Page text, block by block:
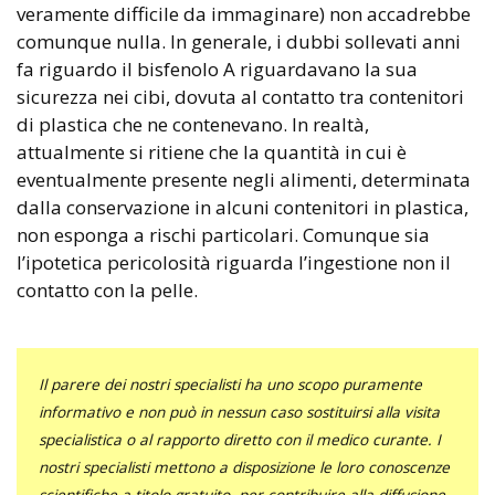
veramente difficile da immaginare) non accadrebbe
comunque nulla. In generale, i dubbi sollevati anni
fa riguardo il bisfenolo A riguardavano la sua
sicurezza nei cibi, dovuta al contatto tra contenitori
di plastica che ne contenevano. In realtà,
attualmente si ritiene che la quantità in cui è
eventualmente presente negli alimenti, determinata
dalla conservazione in alcuni contenitori in plastica,
non esponga a rischi particolari. Comunque sia
l’ipotetica pericolosità riguarda l’ingestione non il
contatto con la pelle.
Il parere dei nostri specialisti ha uno scopo puramente
informativo e non può in nessun caso sostituirsi alla visita
specialistica o al rapporto diretto con il medico curante. I
nostri specialisti mettono a disposizione le loro conoscenze